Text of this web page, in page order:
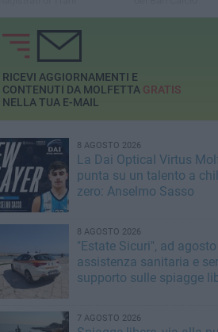
RICEVI AGGIORNAMENTI E
CONTENUTI DA MOLFETTA GRATIS
NELLA TUA E-MAIL
8 AGOSTO 2026
La Dai Optical Virtus
punta su un talento a
zero: Anselmo Sasso
8 AGOSTO 2026
"Estate Sicuri", ad agosto
assistenza sanitaria e
supporto sulle spiagge
7 AGOSTO 2026